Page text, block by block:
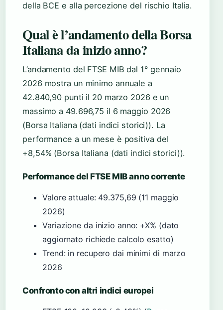
della BCE e alla percezione del rischio Italia.
Qual è l’andamento della Borsa
Italiana da inizio anno?
L’andamento del FTSE MIB dal 1° gennaio
2026 mostra un minimo annuale a
42.840,90 punti il 20 marzo 2026 e un
massimo a 49.696,75 il 6 maggio 2026
(Borsa Italiana (dati indici storici)). La
performance a un mese è positiva del
+8,54% (Borsa Italiana (dati indici storici)).
Performance del FTSE MIB anno corrente
Valore attuale: 49.375,69 (11 maggio
2026)
Variazione da inizio anno: +X% (dato
aggiornato richiede calcolo esatto)
Trend: in recupero dai minimi di marzo
2026
Confronto con altri indici europei